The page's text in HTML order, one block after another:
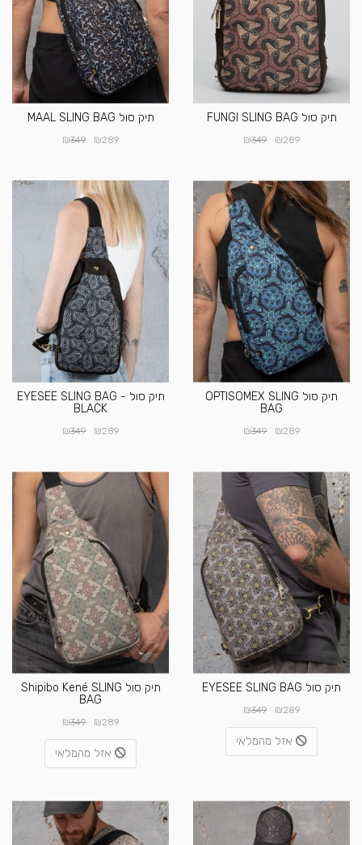
תיק סול FUNGI SLING BAG
₪289
₪349
תיק סול MAAL SLING BAG
₪289
₪349
תיק סול OPTISOMEX SLING
BAG
₪289
₪349
תיק סול EYESEE SLING BAG -
BLACK
₪289
₪349
תיק סול EYESEE SLING BAG
₪289
₪349
אזל מהמלאי
תיק סול Shipibo Kené SLING
BAG
₪289
₪349
אזל מהמלאי